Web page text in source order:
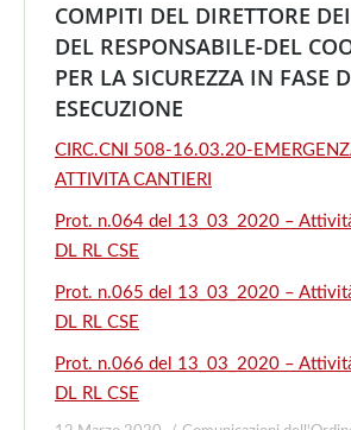
COMPITI DEL DIRETTORE
DEL RESPONSABILE-DEL
PER LA SICUREZZA IN FASE
ESECUZIONE
CIRC.CNI 508-16.03.20-
ATTIVITA CANTIERI
Prot. n.064 del 13_03_2020 –
DL RL CSE
Prot. n.065 del 13_03_2020 –
DL RL CSE
Prot. n.066 del 13_03_2020 –
DL RL CSE